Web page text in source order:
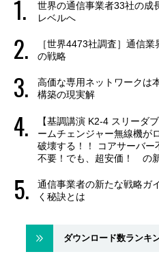
世界の通信事業者33社の成
レベルへ
［世界4473社調査］通信
の戦略
高価な専用ネットワークは
構築の現実解
【基調講演 K2-4 スリーダ
ームチェンジャー無線機が
破壊する！！ コアサーバー
不要！でも、超安価！ の
通信事業者の新たな戦略
く秘訣とは
ダウンロード数ランキ